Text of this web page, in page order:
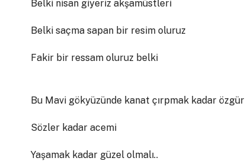
Belki nisan giyeriz akşamüstleri
Belki saçma sapan bir resim oluruz
Fakir bir ressam oluruz belki
Bu Mavi gökyüzünde kanat çırpmak kadar özgür
Sözler kadar acemi
Yaşamak kadar güzel olmalı..